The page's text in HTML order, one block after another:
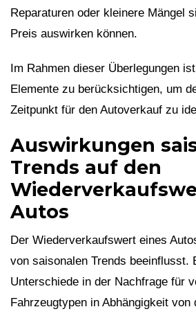
Reparaturen oder kleinere Mängel
Preis auswirken können.
Im Rahmen dieser Überlegungen
Elemente zu berücksichtigen, um
Zeitpunkt für den Autoverkauf zu
Auswirkungen
Trends auf den
Autos
Der Wiederverkaufswert eines
von saisonalen Trends beeinflusst.
Unterschiede in der Nachfrage für
Fahrzeugtypen in Abhängigkeit